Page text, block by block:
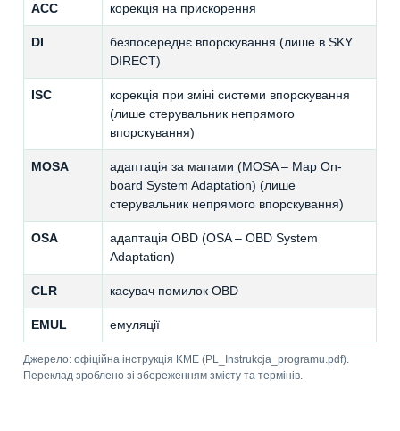
ACC корекція на прискорення
DI
безпосереднє впорскування (лише в SKY
DIRECT)
ISC
корекція при зміні системи впорскування
(лише стерувальник непрямого
впорскування)
MOSA
адаптація за мапами (MOSA – Map On-
board System Adaptation) (лише
стерувальник непрямого впорскування)
OSA
адаптація OBD (OSA – OBD System
Adaptation)
CLR касувач помилок OBD
EMUL емуляції
Джерело: офіційна інструкція KME (PL_Instrukcja_programu.pdf).
Переклад зроблено зі збереженням змісту та термінів.